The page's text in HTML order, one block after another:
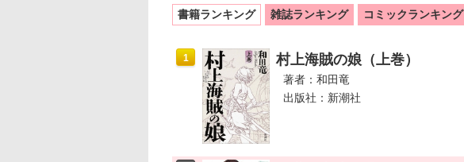
書籍ランキング 雑誌ランキング コミックランキング
1 村上海賊の娘（上巻）
著者：和田竜
出版社：新潮社